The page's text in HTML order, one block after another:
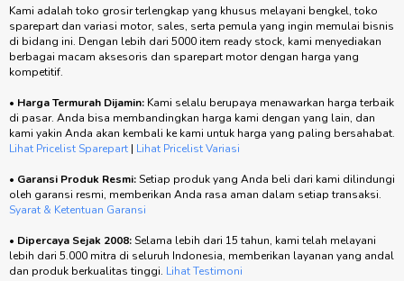
Kami adalah toko grosir terlengkap yang khusus melayani bengkel, toko
sparepart dan variasi motor, sales, serta pemula yang ingin memulai bisnis
di bidang ini. Dengan lebih dari 5000 item ready stock, kami menyediakan
berbagai macam aksesoris dan sparepart motor dengan harga yang
kompetitif.
• Harga Termurah Dijamin: Kami selalu berupaya menawarkan harga terbaik
di pasar. Anda bisa membandingkan harga kami dengan yang lain, dan
kami yakin Anda akan kembali ke kami untuk harga yang paling bersahabat.
Lihat Pricelist Sparepart | Lihat Pricelist Variasi
• Garansi Produk Resmi:Setiap produk yang Anda beli dari kami dilindungi
oleh garansi resmi, memberikan Anda rasa aman dalam setiap transaksi.
Syarat & Ketentuan Garansi
• Dipercaya Sejak 2008:Selama lebih dari 15 tahun, kami telah melayani
lebih dari 5.000 mitra di seluruh Indonesia, memberikan layanan yang andal
dan produk berkualitas tinggi. Lihat Testimoni